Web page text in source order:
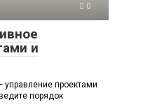
0
и
управление проектами
порядок